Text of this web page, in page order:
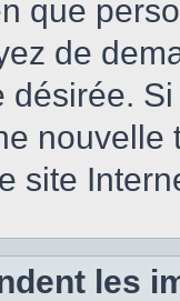
que
de
désirée.
site
les